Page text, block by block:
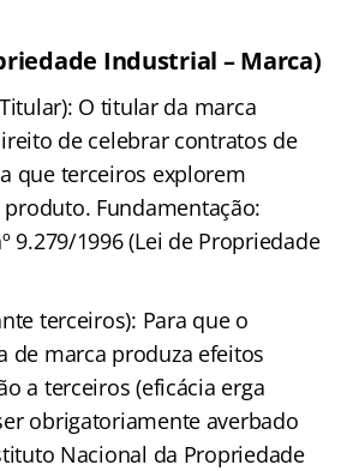
Industrial – Marca)
O titular da marca
de celebrar contratos de
que terceiros explorem
Fundamentação:
9.279/1996 (Lei de Propriedade
terceiros): Para que o
de marca produza efeitos
a terceiros (eficácia erga
obrigatoriamente averbado
Nacional da Propriedade